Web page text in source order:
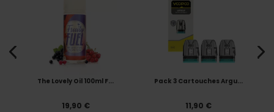
The Lovely Oil 100ml F...
19,90 €
Pack 3 Cartouches Argu...
11,90 €